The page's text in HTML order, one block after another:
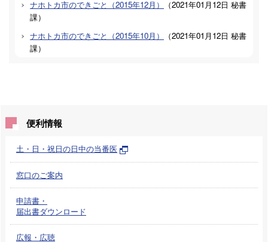
ナホトカ市のできごと（2015年12月）
（2021年01月12日 秘書
課）
ナホトカ市のできごと（2015年10月）
（2021年01月12日 秘書
課）
便利情報
土・日・祝日の日中の当番医
窓口のご案内
申請書・
届出書ダウンロード
広報・広聴